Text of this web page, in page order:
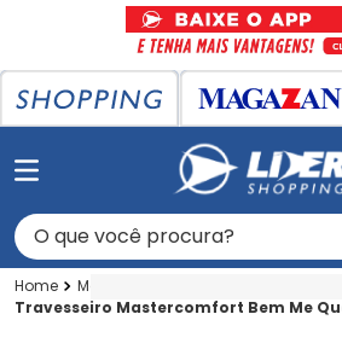
O que você procura?
Magazan
Travesseiro Mastercomfort Bem Me